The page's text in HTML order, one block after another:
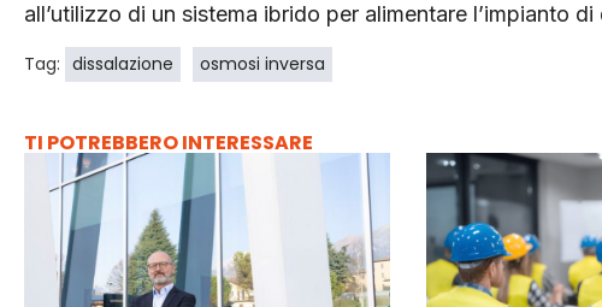
all’utilizzo di un sistema ibrido per alimentare l’impianto di
Tag: dissalazione osmosi inversa
TI POTREBBERO INTERESSARE